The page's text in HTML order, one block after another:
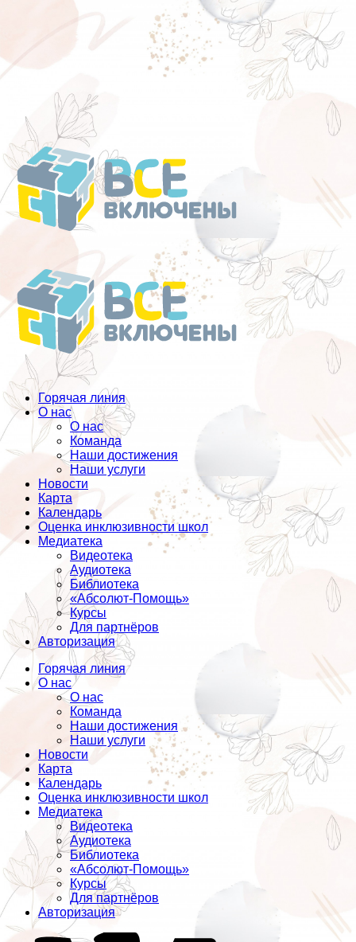
Перейти
к
содержанию
Горячая линия
О нас
О нас
Команда
Наши достижения
Наши услуги
Новости
Карта
Календарь
Оценка инклюзивности школ
Медиатека
Видеотека
Аудиотека
Библиотека
«Абсолют-Помощь»
Курсы
Для партнёров
Авторизация
Горячая линия
О нас
О нас
Команда
Наши достижения
Наши услуги
Новости
Карта
Календарь
Оценка инклюзивности школ
Медиатека
Видеотека
Аудиотека
Библиотека
«Абсолют-Помощь»
Курсы
Для партнёров
Авторизация